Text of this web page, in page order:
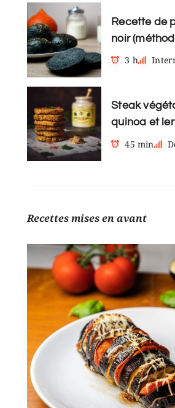
Recette de
noir
3 h
Steak
quinoa et
45 min
Recettes mises en avant